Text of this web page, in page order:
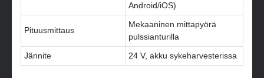
Android/iOS)
Pituusmittaus
Mekaaninen mittapyörä
pulssianturilla
Jännite
24 V, akku sykeharvesterissa